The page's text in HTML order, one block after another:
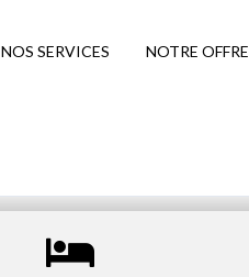
NOS SERVICES NOTRE OFFRE